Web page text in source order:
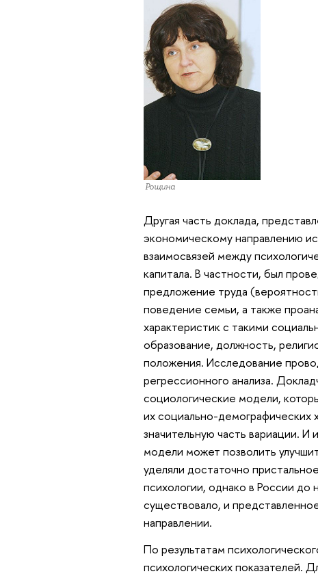
Яна Рощина
Другая часть доклада,
экономическому направлению
взаимосвязей между
капитала. В частности, был
предложение труда
поведение семьи, а также
характеристик с такими
образование, должность,
положения. Исследование
регрессионного анализа.
социологические модели,
их социально-демографических
значительную часть вариации.
модели может позволить
уделяли достаточно
психологии, однако в России
существовало, и
направлении.
По результатам
психологических показателей.